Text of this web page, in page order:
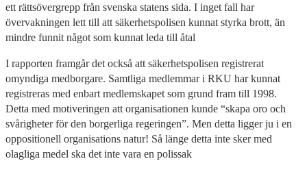
ett rättsövergrepp från svenska statens sida. I inget fall har
övervakningen lett till att säkerhetspolisen kunnat styrka brott, än
mindre funnit något som kunnat leda till åtal
I rapporten framgår det också att säkerhetspolisen registrerat
omyndiga medborgare. Samtliga medlemmar i RKU har kunnat
registreras med enbart medlemskapet som grund fram till 1998.
Detta med motiveringen att organisationen kunde “skapa oro och
svårigheter för den borgerliga regeringen”. Men detta ligger ju i en
oppositionell organisations natur! Så länge detta inte sker med
olagliga medel ska det inte vara en polissak